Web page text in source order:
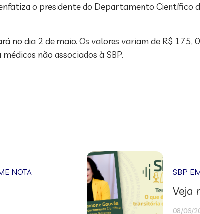
o presidente do Departamento Científico
no dia 2 de maio. Os valores variam de R$ 175,
não associados à SBP.
NOTA SBP
Veja
08/06/